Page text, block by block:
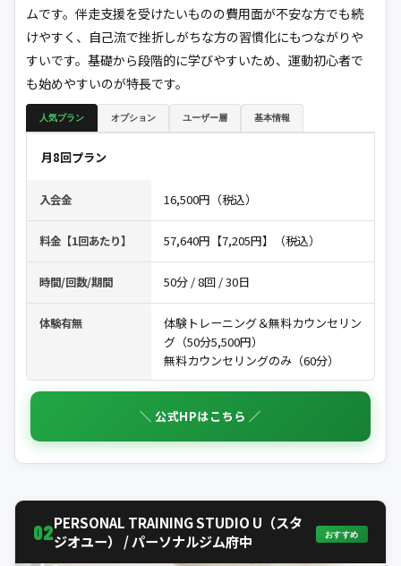
ムです。伴走支援を受けたいものの費用面が不安な方でも続
けやすく、自己流で挫折しがちな方の習慣化にもつながりや
すいです。基礎から段階的に学びやすいため、運動初心者で
も始めやすいのが特長です。
人気プラン オプション ユーザー層 基本情報
月8回プラン
入会金 16,500円（税込）
料金【1回あたり】 57,640円【7,205円】（税込）
時間/回数/期間 50分 / 8回 / 30日
体験有無
体験トレーニング＆無料カウンセリン
グ（50分5,500円）
無料カウンセリングのみ（60分）
＼ 公式HPはこちら ／
02PERSONAL TRAINING STUDIO U（スタ
ジオユー） / パーソナルジム府中
おすすめ